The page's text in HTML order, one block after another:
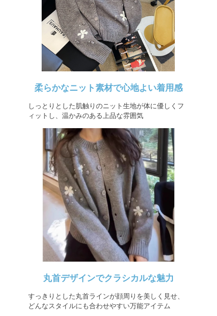
柔らかなニット素材で心地よい着用感
しっとりとした肌触りのニット生地が体に優しくフ
ィットし、温かみのある上品な雰囲気
丸首デザインでクラシカルな魅力
すっきりとした丸首ラインが顔周りを美しく見せ、
どんなスタイルにも合わせやすい万能アイテム